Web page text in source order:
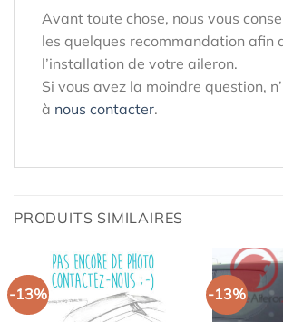
Avant toute chose, nous vous
les quelques recommandation afin
l’installation de votre aileron.
Si vous avez la moindre question,
à nous contacter.
PRODUITS SIMILAIRES
-13% -13%